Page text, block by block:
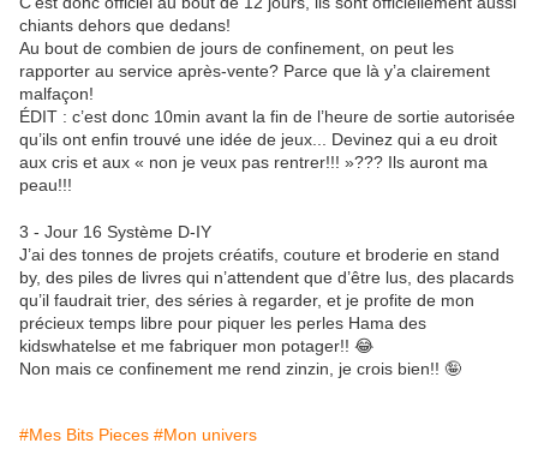
chiants dehors que dedans!
Au bout de combien de jours de confinement, on peut les
rapporter au service après-vente? Parce que là y’a clairement
malfaçon!
ÉDIT : c’est donc 10min avant la fin de l’heure de sortie autorisée
qu’ils ont enfin trouvé une idée de jeux... Devinez qui a eu droit
aux cris et aux « non je veux pas rentrer!!! »??? Ils auront ma
peau!!!
3 - Jour 16 Système D-IY
J’ai des tonnes de projets créatifs, couture et broderie en stand
by, des piles de livres qui n’attendent que d’être lus, des placards
qu’il faudrait trier, des séries à regarder, et je profite de mon
précieux temps libre pour piquer les perles Hama des
kidswhatelse et me fabriquer mon potager!! 😂
Non mais ce confinement me rend zinzin, je crois bien!! 🤪
#Mes Bits Pieces #Mon univers